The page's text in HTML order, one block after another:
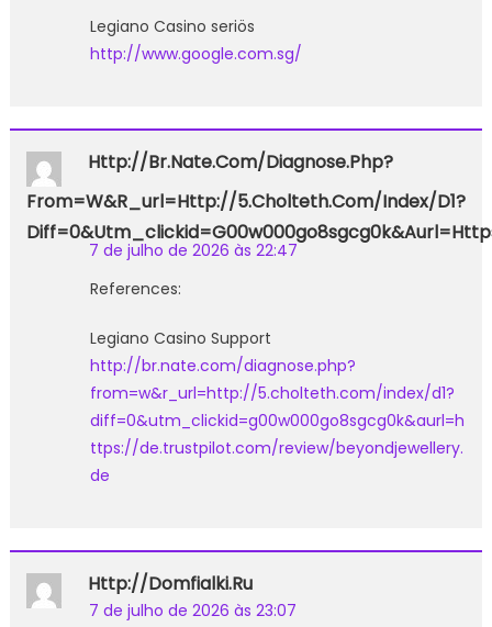
Legiano Casino seriös
http://www.google.com.sg/
Http://br.nate.com/diagnose.php?
From=w&r_url=http://5.cholteth.com/index/d1?
7 de julho de 2026 às 22:47
References:
Legiano Casino Support
http://br.nate.com/diagnose.php?
from=w&r_url=http://5.cholteth.com/index/d1?
diff=0&utm_clickid=g00w000go8sgcg0k&aurl=h
ttps://de.trustpilot.com/review/beyondjewellery.
de
Http://domfialki.ru
7 de julho de 2026 às 23:07